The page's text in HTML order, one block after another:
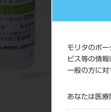
モリタのポ
ビス等の情報
一般の方に対
あなたは医療